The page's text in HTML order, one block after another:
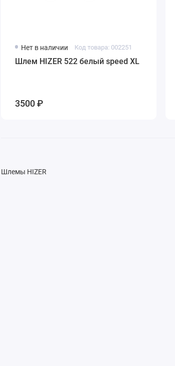
Нет в наличии Код товара: 002251
Шлем HIZER 522 белый speed ХL
3500 ₽
Шлемы HIZER